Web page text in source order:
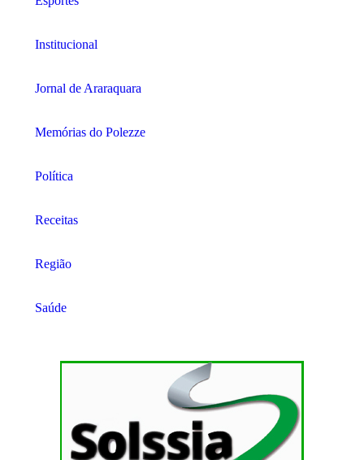
Institucional
Jornal de Araraquara
Memórias do Polezze
Política
Receitas
Região
Saúde